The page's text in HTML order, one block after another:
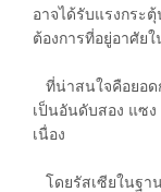
อาจได้รับแรงกระ
ต้องการที่อยู่อาศัยใ
ที่น่าสนใจคือยอด
เป็นอันดับสอง แซง
เนื่อง
โดยรัสเซียในฐา